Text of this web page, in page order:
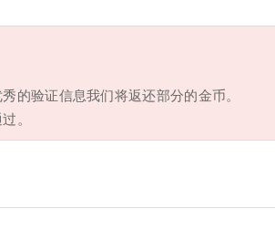
的验证信息我们将返还部分的金币。
。